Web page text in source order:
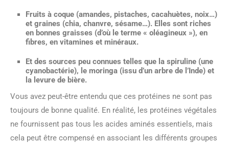
Fruits à coque (amandes, pistaches, cacahuètes, noix…)
et graines (chia, chanvre, sésame…). Elles sont riches
en bonnes graisses (d’où le terme « oléagineux »), en
fibres, en vitamines et minéraux.
Et des sources peu connues telles que la spiruline (une
cyanobactérie), le moringa (issu d’un arbre de l’Inde) et
la levure de bière.
Vous avez peut-être entendu que ces protéines ne sont pas
toujours de bonne qualité. En réalité, les protéines végétales
ne fournissent pas tous les acides aminés essentiels, mais
cela peut être compensé en associant les différents groupes